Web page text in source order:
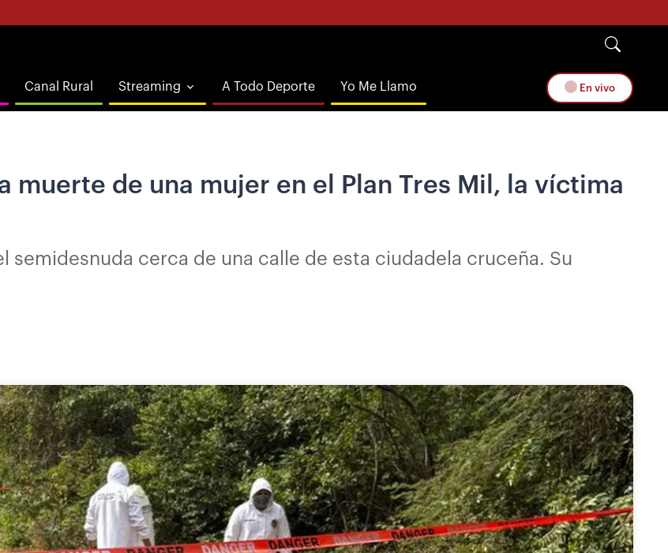
Canal Rural Streaming A Todo Deporte Yo Me Llamo En vivo
muerte de una mujer en el Plan Tres Mil, la víctima
semidesnuda cerca de una calle de esta ciudadela cruceña. Su